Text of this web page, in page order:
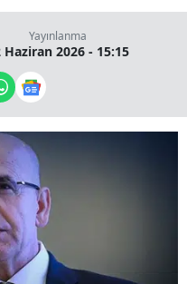
Yayınlanma
Haziran 2026 - 15:15